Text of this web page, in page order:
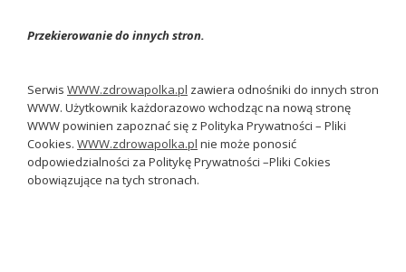
Przekierowanie do innych stron.
Serwis WWW.zdrowapolka.pl zawiera odnośniki do innych stron
WWW. Użytkownik każdorazowo wchodząc na nową stronę
WWW powinien zapoznać się z Polityka Prywatności – Pliki
Cookies. WWW.zdrowapolka.pl nie może ponosić
odpowiedzialności za Politykę Prywatności –Pliki Cokies
obowiązujące na tych stronach.